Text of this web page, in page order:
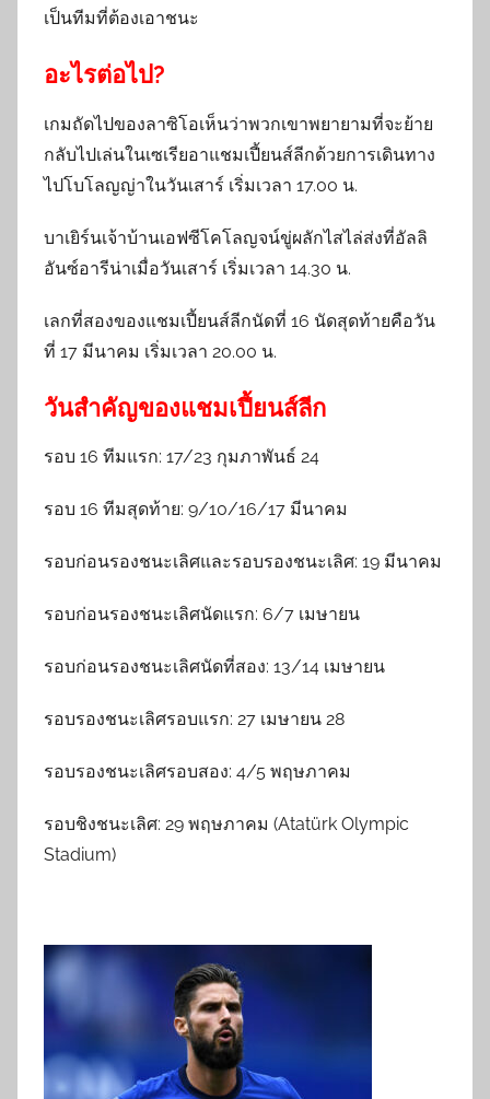
เป็นทีมที่ต้องเอาชนะ
อะไรต่อไป?
เกมถัดไปของลาซิโอเห็นว่าพวกเขาพยายามที่จะย้าย
กลับไปเล่นในเซเรียอาแชมเปี้ยนส์ลีกด้วยการเดินทาง
ไปโบโลญญ่าในวันเสาร์ เริ่มเวลา 17.00 น.
บาเยิร์นเจ้าบ้านเอฟซีโคโลญจน์ขู่ผลักไสไล่ส่งที่อัลลิ
อันซ์อารีน่าเมื่อวันเสาร์ เริ่มเวลา 14.30 น.
เลกที่สองของแชมเปี้ยนส์ลีกนัดที่ 16 นัดสุดท้ายคือวัน
ที่ 17 มีนาคม เริ่มเวลา 20.00 น.
วันสำคัญของแชมเปี้ยนส์ลีก
รอบ 16 ทีมแรก: 17/23 กุมภาพันธ์ 24
รอบ 16 ทีมสุดท้าย: 9/10/16/17 มีนาคม
รอบก่อนรองชนะเลิศและรอบรองชนะเลิศ: 19 มีนาคม
รอบก่อนรองชนะเลิศนัดแรก: 6/7 เมษายน
รอบก่อนรองชนะเลิศนัดที่สอง: 13/14 เมษายน
รอบรองชนะเลิศรอบแรก: 27 เมษายน 28
รอบรองชนะเลิศรอบสอง: 4/5 พฤษภาคม
รอบชิงชนะเลิศ: 29 พฤษภาคม (Atatürk Olympic
Stadium)